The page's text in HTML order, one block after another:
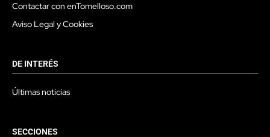
Contactar con enTomelloso.com
Aviso Legal y Cookies
DE INTERÉS
Últimas noticias
SECCIONES